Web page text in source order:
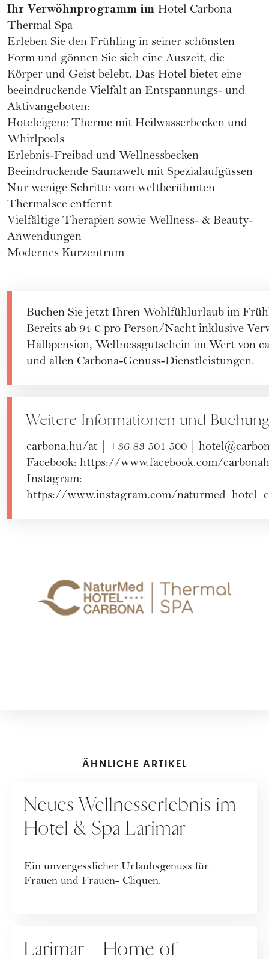
Ihr Verwöhnprogramm im Hotel Carbona
Thermal Spa
Erleben Sie den Frühling in seiner schönsten
Form und gönnen Sie sich eine Auszeit, die
Körper und Geist belebt. Das Hotel bietet eine
beeindruckende Vielfalt an Entspannungs- und
Aktivangeboten:
Hoteleigene Therme mit Heilwasserbecken und
Whirlpools
Erlebnis-Freibad und Wellnessbecken
Beeindruckende Saunawelt mit Spezialaufgüssen
Nur wenige Schritte vom weltberühmten
Thermalsee entfernt
Vielfältige Therapien sowie Wellness- & Beauty-
Anwendungen
Modernes Kurzentrum
Buchen Sie jetzt Ihren Wohlfühlurlaub im
Bereits ab 94 € pro Person/Nacht inklusive
Halbpension, Wellnessgutschein im Wert von
und allen Carbona-Genuss-Dienstleistungen.
Weitere Informationen und
carbona.hu/at | +36 83 501 500 |
Facebook: https://www.facebook.com/
Instagram:
https://www.instagram.com/
ÄHNLICHE ARTIKEL
Neues Wellnesserlebnis im
Hotel & Spa Larimar
Ein unvergesslicher Urlaubsgenuss für
Frauen und Frauen- Cliquen.
Larimar – Home of